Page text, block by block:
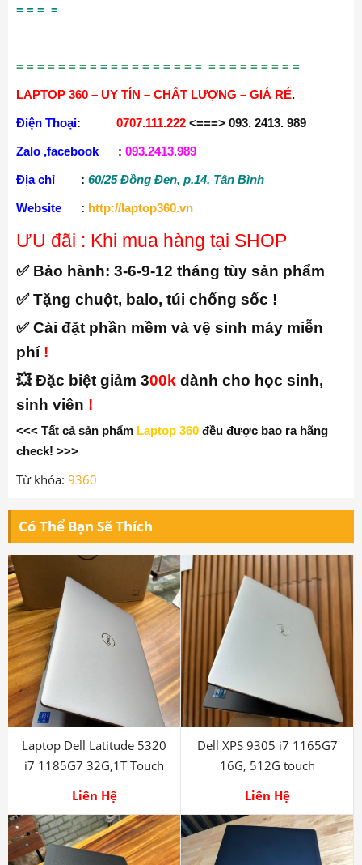
= = = =
= = = = = = = = = = = = = = = = = = = = = = = = = = =
LAPTOP 360 – UY TÍN – CHẤT LƯỢNG – GIÁ RẺ.
Điện Thoại: 0707.111.222 <===> 093. 2413. 989
Zalo ,facebook : 093.2413.989
Địa chỉ : 60/25 Đồng Đen, p.14, Tân Bình
Website : http://laptop360.vn
ƯU đãi : Khi mua hàng tại SHOP
✅ Bảo hành: 3-6-9-12 tháng tùy sản phẩm
✅ Tặng chuột, balo, túi chống sốc !
✅ Cài đặt phần mềm và vệ sinh máy miễn
phí !
💥 Đặc biệt giảm 300k dành cho học sinh,
sinh viên !
<<< Tất cả sản phẩm Laptop 360 đều được bao ra hãng
check! >>>
Từ khóa: 9360
Có Thể Bạn Sẽ Thích
Laptop Dell Latitude 5320
i7 1185G7 32G,1T Touch
Liên Hệ
Dell XPS 9305 i7 1165G7
16G, 512G touch
Liên Hệ